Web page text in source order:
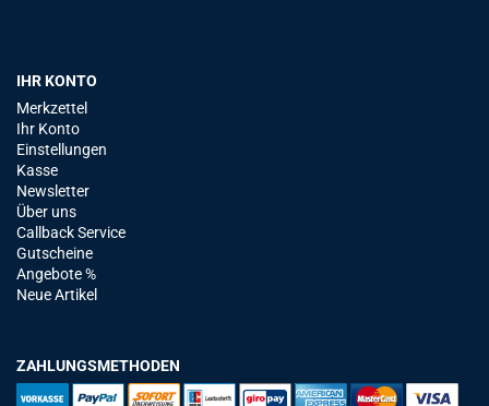
IHR KONTO
Merkzettel
Ihr Konto
Einstellungen
Kasse
Newsletter
Über uns
Callback Service
Gutscheine
Angebote %
Neue Artikel
ZAHLUNGSMETHODEN